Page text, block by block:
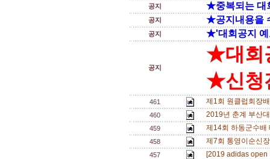
공지 ★중복되는 대
공지 ★공지내용을
공지 ★'대회공지 예
공지
★대회
★신청
461 제1회 원클럽회장
460 2019년 춘계 부산
459 제14회 하동군수
458 제7회 통영이순신
457 [2019 adidas